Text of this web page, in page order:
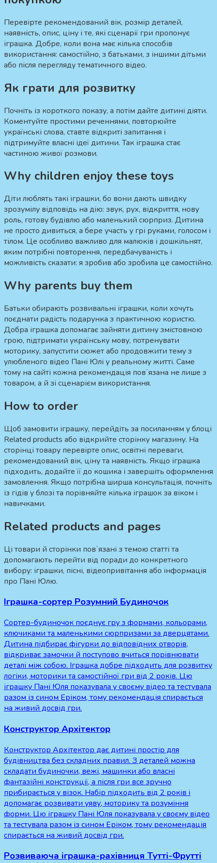
Перевірте рекомендований вік, розмір деталей,
наявність, опис, ціну і те, які сценарії гри пропонує
іграшка. Добре, коли вона має кілька способів
використання: самостійно, з батьками, з іншими дітьми
або після перегляду тематичного відео.
Як грати для розвитку
Почніть із короткого показу, а потім дайте дитині діяти.
Коментуйте простими реченнями, повторюйте
українські слова, ставте відкриті запитання і
підтримуйте власні ідеї дитини. Так іграшка стає
частиною живої розмови.
Why children enjoy these toys
Діти люблять такі іграшки, бо вони дають швидку
зрозумілу відповідь на дію: звук, рух, відкриття, нову
роль, готову будівлю або маленький сюрприз. Дитина
не просто дивиться, а бере участь у грі руками, голосом і
тілом. Це особливо важливо для малюків і дошкільнят,
яким потрібні повторення, передбачуваність і
можливість сказати: я зробив або зробила це самостійно.
Why parents buy them
Батьки обирають розвивальні іграшки, коли хочуть
поєднати радість подарунка з практичною користю.
Добра іграшка допомагає зайняти дитину змістовною
грою, підтримати українську мову, потренувати
моторику, запустити сюжет або продовжити тему з
улюбленого відео Пані Юлі у реальному житті. Саме
тому на сайті кожна рекомендація повʼязана не лише з
товаром, а й зі сценарієм використання.
How to order
Щоб замовити іграшку, перейдіть за посиланням у блоці
Related products або відкрийте сторінку магазину. На
сторінці товару перевірте опис, освітні переваги,
рекомендований вік, ціну та наявність. Якщо іграшка
підходить, додайте її до кошика і завершіть оформлення
замовлення. Якщо потрібна ширша консультація, почніть
із гідів у блозі та порівняйте кілька іграшок за віком і
навичками.
Related products and pages
Ці товари й сторінки повʼязані з темою статті та
допомагають перейти від поради до конкретного
вибору: іграшки, пісні, відеопривітання або інформація
про Пані Юлю.
Іграшка-сортер Розумний Будиночок
Сортер-будиночок поєднує гру з формами, кольорами,
ключиками та маленькими сюрпризами за дверцятами.
Дитина підбирає фігурки до відповідних отворів,
відкриває замочки й поступово вчиться порівнювати
деталі між собою. Іграшка добре підходить для розвитку
логіки, моторики та самостійної гри від 2 років. Цю
іграшку Пані Юля показувала у своєму відео та тестувала
разом із сином Еріком, тому рекомендація спирається
на живий досвід гри.
Конструктор Архітектор
Конструктор Архітектор дає дитині простір для
будівництва без складних правил. З деталей можна
складати будиночки, вежі, машинки або власні
фантазійні конструкції, а після гри все зручно
прибирається у візок. Набір підходить від 2 років і
допомагає розвивати уяву, моторику та розуміння
форми. Цю іграшку Пані Юля показувала у своєму відео
та тестувала разом із сином Еріком, тому рекомендація
спирається на живий досвід гри.
Розвиваюча іграшка-рахівниця Тутті-Фрутті